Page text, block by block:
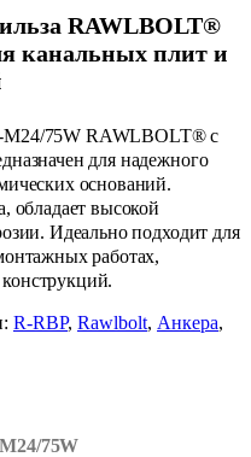
RAWLBOLT®
канальных плит и
M24/75W RAWLBOLT® с
для надежного
оснований.
обладает высокой
Идеально подходит для
работах,
R-RBP, Rawlbolt, Анкера,
75W